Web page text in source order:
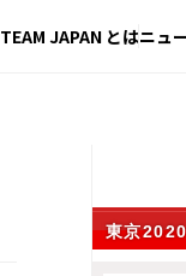
TEAM JAPAN とはニュ
東京